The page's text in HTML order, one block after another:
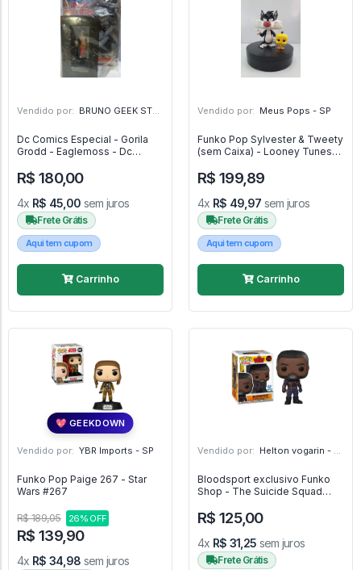
Vendido por: BRUNO GEEK STORE - ES
Dc Comics Especial - Gorila
Grodd - Eaglemoss - Dc
R$ 180,00
4x R$ 45,00 sem juros
Frete Grátis
Aqui tem cupom
Carrinho
Vendido por: Meus Pops - SP
Funko Pop Sylvester & Tweety
(sem Caixa) - Looney Tunes
R$ 199,89
4x R$ 49,97 sem juros
Frete Grátis
Aqui tem cupom
Carrinho
💖 GEEKDOWN
Vendido por: YBR Imports - SP
Funko Pop Paige 267 - Star
Wars #267
R$ 189,05 26% OFF
R$ 139,90
4x R$ 34,98 sem juros
Vendido por: Helton vogarin - SP
Bloodsport exclusivo Funko
Shop - The Suicide Squad
R$ 125,00
4x R$ 31,25 sem juros
Frete Grátis